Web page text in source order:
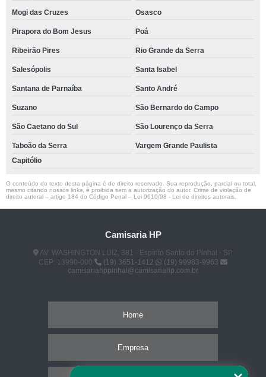
Mogi das Cruzes Osasco
Pirapora do Bom Jesus Poá
Ribeirão Pires Rio Grande da Serra
Salesópolis Santa Isabel
Santana de Parnaíba Santo André
Suzano São Bernardo do Campo
São Caetano do Sul São Lourenço da Serra
Taboão da Serra
Vargem Grande Paulista
Capitólio
O conteúdo do texto desta página é de direito reservado. Sua reprodução, parcial ou total,
mesmo citando nossos links, é proibida sem a autorização do autor. Crime de violação de
direito autoral – artigo 184 do Código Penal – Lei 9610/98 - Lei de direitos autorais
Camisaria HP
AV. WASHINGTON LUIZ, 381 - Espírito Santo do Pinhal - SP
CEP: 13990-000
(19) 3651-1412
(19) 99983-9963
camisariahppinhal@camisariahp.com.br
Home
Empresa